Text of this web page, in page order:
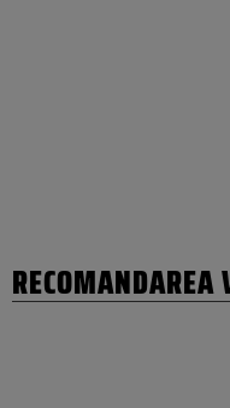
RECOMANDAREA